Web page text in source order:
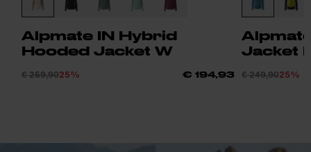
Alpmate IN Hybrid
Hooded Jacket W
€ 259,9025% € 194,93
Jacket
€ 249,9025%